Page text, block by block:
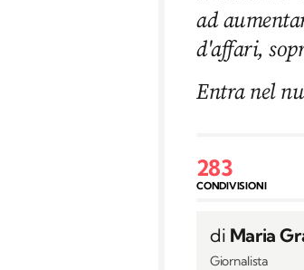
ad
d'affari,
Entra nel
283
CONDIVISIONI
di Maria
Giornalista